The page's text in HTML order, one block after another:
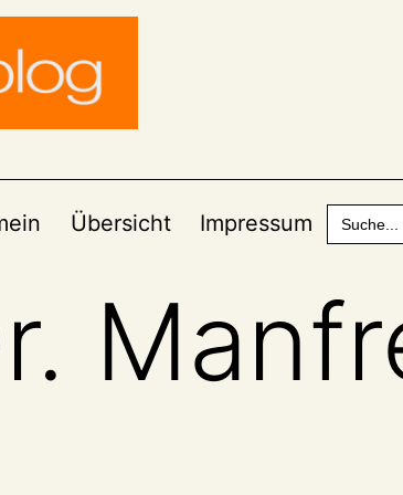
Übersicht Impressum
Search
for: